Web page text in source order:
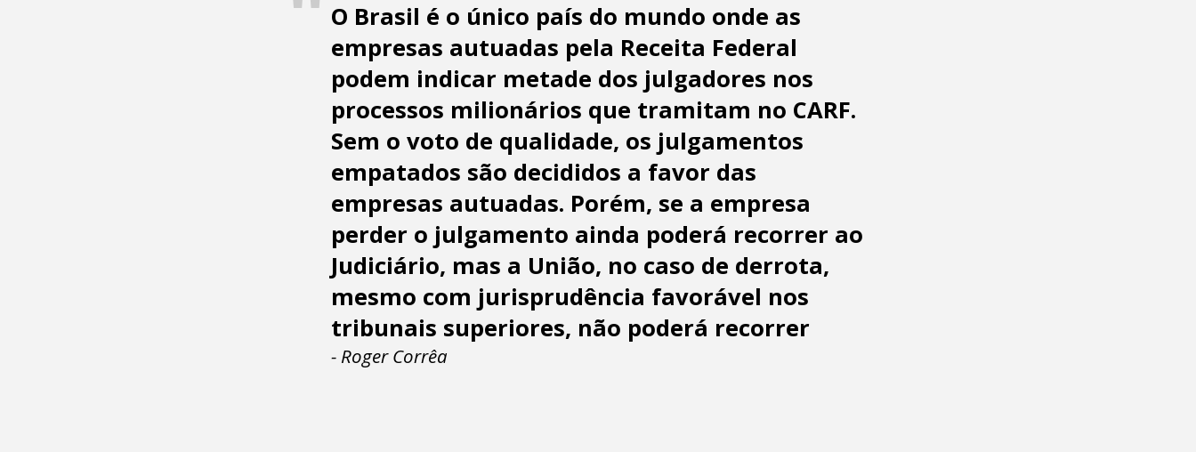
O Brasil é o único país do mundo onde as
empresas autuadas pela Receita Federal
podem indicar metade dos julgadores nos
processos milionários que tramitam no CARF.
Sem o voto de qualidade, os julgamentos
empatados são decididos a favor das
empresas autuadas. Porém, se a empresa
perder o julgamento ainda poderá recorrer ao
Judiciário, mas a União, no caso de derrota,
mesmo com jurisprudência favorável nos
tribunais superiores, não poderá recorrer
- Roger Corrêa